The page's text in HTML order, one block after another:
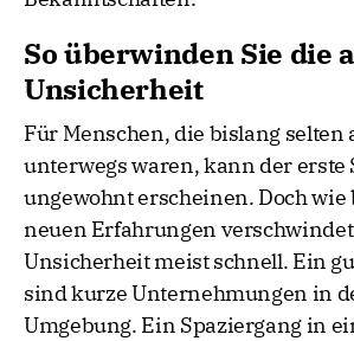
So überwinden Sie die
Unsicherheit
Für Menschen, die bislang selten
unterwegs waren, kann der erste
ungewohnt erscheinen. Doch wie
neuen Erfahrungen
Unsicherheit meist schnell. Ein
sind kurze Unternehmungen in
Umgebung. Ein Spaziergang in